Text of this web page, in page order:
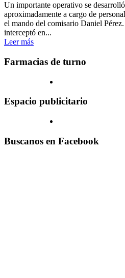
Un importante operativo se
aproximadamente a cargo de
el mando del comisario Daniel
interceptó en...
Leer más
Farmacias de turno
Espacio publicitario
Buscanos en Facebook